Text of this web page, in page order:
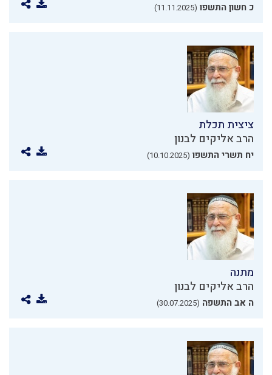
כ חשון התשפו (11.11.2025)
ציצית תכלת
הרב אליקים לבנון
יח תשרי התשפו (10.10.2025)
מתנה
הרב אליקים לבנון
ה אב התשפה (30.07.2025)